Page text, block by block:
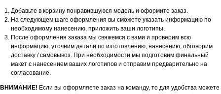
Добавьте в корзину понравившуюся модель и оформите заказ.
На следующем шаге оформления вы сможете указать информацию по
необходимому нанесению, приложить ваши логотипы.
После оформления заказа мы свяжемся с вами и проверим всю
информацию, уточним детали по изготовлению, нанесению, обговорим
доставку / самовывоз. При необходимости мы подготовим финальный
макет с нанесением ваших логотипов и отправим предварительно на
согласование.
ВНИМАНИЕ! Если вы оформляете заказ на команду, то для удобства можете